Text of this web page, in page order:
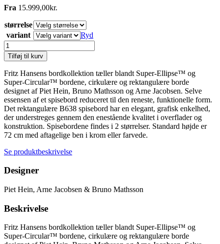
Fra 15.999,00kr.
størrelse
variant
Ryd
Rectangular
Bord
antal
Tilføj til kurv
Fritz Hansens bordkollektion tæller blandt Super-Ellipse™ og
Super-Circular™ bordene, cirkulære og rektangulære borde
designet af Piet Hein, Bruno Mathsson og Arne Jacobsen. Selve
essensen af et spisebord reduceret til den reneste, funktionelle form.
Det rektangulære B638 spisebord har en elegant, grafisk enkelhed,
der understreges gennem den enestående kvalitet i overflader og
konstruktion. Spisebordene findes i 2 størrelser. Standard højde er
72 cm med aftagelige ben i krom eller farvede.
Se produktbeskrivelse
Designer
Piet Hein, Arne Jacobsen & Bruno Mathsson
Beskrivelse
Fritz Hansens bordkollektion tæller blandt Super-Ellipse™ og
Super-Circular™ bordene, cirkulære og rektangulære borde